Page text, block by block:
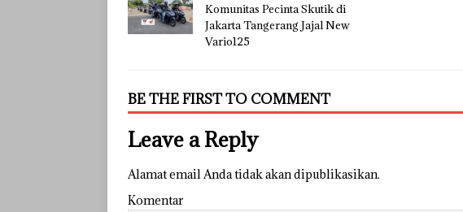
Komunitas Pecinta Skutik di
Jakarta Tangerang Jajal New
Vario125
BE THE FIRST TO COMMENT
Leave a Reply
Alamat email Anda tidak akan dipublikasikan.
Komentar